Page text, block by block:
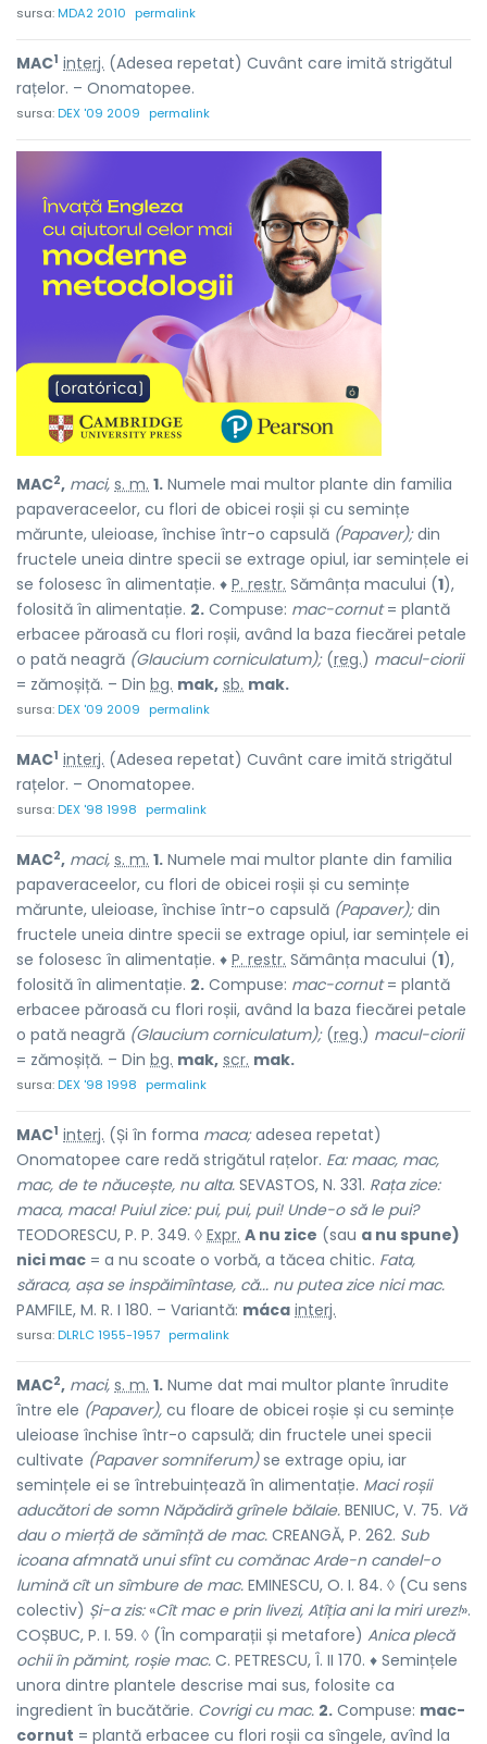
sursa:MDA2 2010 permalink
MAC1 interj. (Adesea repetat) Cuvânt care imită strigătul
rațelor. – Onomatopee.
sursa:DEX '09 2009 permalink
MAC2, maci, s. m. 1. Numele mai multor plante din familia
papaveraceelor, cu flori de obicei roșii și cu semințe
mărunte, uleioase, închise într-o capsulă (Papaver);din
fructele uneia dintre specii se extrage opiul, iar semințele ei
se folosesc în alimentație. ♦ P. restr. Sămânța macului (1),
folosită în alimentație. 2. Compuse: mac-cornut= plantă
erbacee păroasă cu flori roșii, având la baza fiecărei petale
o pată neagră (Glaucium corniculatum);(reg.) macul-ciorii
= zămoșiță. – Din bg. mak, sb. mak.
sursa:DEX '09 2009 permalink
MAC1 interj. (Adesea repetat) Cuvânt care imită strigătul
rațelor. – Onomatopee.
sursa:DEX '98 1998 permalink
MAC2, maci, s. m. 1. Numele mai multor plante din familia
papaveraceelor, cu flori de obicei roșii și cu semințe
mărunte, uleioase, închise într-o capsulă (Papaver);din
fructele uneia dintre specii se extrage opiul, iar semințele ei
se folosesc în alimentație. ♦ P. restr. Sămânța macului (1),
folosită în alimentație. 2. Compuse: mac-cornut= plantă
erbacee păroasă cu flori roșii, având la baza fiecărei petale
o pată neagră (Glaucium corniculatum);(reg.) macul-ciorii
= zămoșiță. – Din bg. mak, scr. mak.
sursa:DEX '98 1998 permalink
MAC1 interj. (Și în forma maca;adesea repetat)
Onomatopee care redă strigătul rațelor. Ea: maac, mac,
mac, de te năucește, nu alta. SEVASTOS, N. 331. Rața zice:
maca, maca! Puiul zice: pui, pui, pui! Unde-o să le pui?
TEODORESCU, P. P. 349. ◊ Expr. A nu zice (sau a nu spune)
nici mac = a nu scoate o vorbă, a tăcea chitic. Fata,
săraca, așa se inspăimîntase, că... nu putea zice nici mac.
PAMFILE, M. R. I 180. – Variantă: máca interj.
sursa:DLRLC 1955-1957 permalink
MAC2, maci, s. m. 1. Nume dat mai multor plante înrudite
între ele (Papaver), cu floare de obicei roșie și cu semințe
uleioase închise într-o capsulă; din fructele unei specii
cultivate (Papaver somniferum)se extrage opiu, iar
semințele ei se întrebuințează în alimentație. Maci roșii
aducători de somn Năpădiră grînele bălaie. BENIUC, V. 75. Vă
dau o mierță de sămînță de mac. CREANGĂ, P. 262. Sub
icoana afmnată unui sfînt cu comănac Arde-n candel-o
lumină cît un sîmbure de mac. EMINESCU, O. I. 84. ◊ (Cu sens
colectiv) Și-a zis:«Cît mac e prin livezi, Atîția ani la miri urez!».
COȘBUC, P. I. 59. ◊ (În comparații și metafore) Anica plecă
ochii în pămint, roșie mac. C. PETRESCU, Î. II 170. ♦ Semințele
unora dintre plantele descrise mai sus, folosite ca
ingredient în bucătărie. Covrigi cu mac. 2. Compuse: mac-
cornut = plantă erbacee cu flori roșii ca sîngele, avînd la